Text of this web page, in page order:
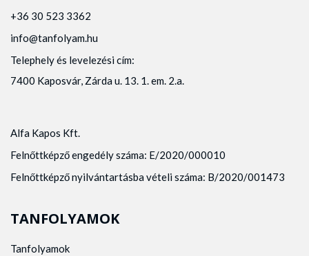
+36 30 523 3362
info@tanfolyam.hu
Telephely és levelezési cím:
7400 Kaposvár, Zárda u. 13. 1. em. 2.a.
Alfa Kapos Kft.
Felnőttképző engedély száma: E/2020/000010
Felnőttképző nyilvántartásba vételi száma: B/2020/001473
TANFOLYAMOK
Tanfolyamok